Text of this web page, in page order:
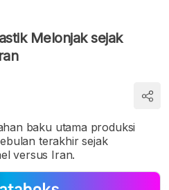
Melonjak sejak
baku utama produksi
terakhir sejak
versus Iran.